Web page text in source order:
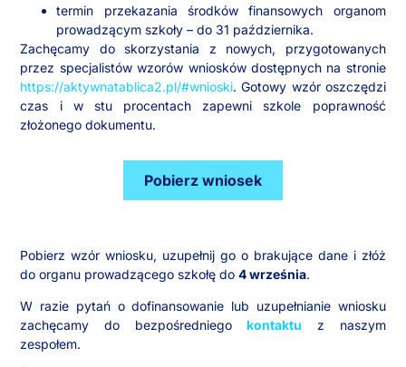
termin przekazania środków finansowych organom
prowadzącym szkoły – do 31 października.
Zachęcamy do skorzystania z nowych, przygotowanych
przez specjalistów wzorów wniosków dostępnych na stronie
https://aktywnatablica2.pl/#wnioski. Gotowy wzór oszczędzi
czas i w stu procentach zapewni szkole poprawność
złożonego dokumentu.
Pobierz wniosek
Pobierz wzór wniosku, uzupełnij go o brakujące dane i złóż
do organu prowadzącego szkołę do4 września.
W razie pytań o dofinansowanie lub uzupełnianie wniosku
zachęcamy do bezpośredniego
kontaktu z naszym
zespołem.